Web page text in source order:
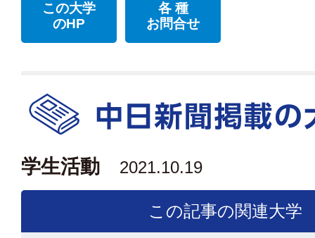
この大学
のHP
各 種
お問合せ
学生活動 2021.10.19
この記事の関連大学